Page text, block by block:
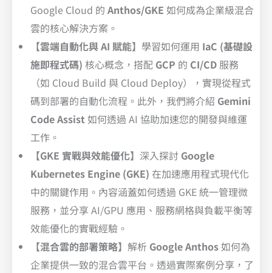
Google Cloud 的 Anthos/GKE 如何成為企業級混合
雲的核心解決方案。
【雲端自動化與 AI 賦能】 學習如何運用 IaC (基礎設
施即程式碼) 核心概念，搭配 GCP 的 CI/CD 服務
（如 Cloud Build 與 Cloud Deploy），實現從程式
碼到部署的自動化流程。此外，我們將介紹 Gemini
Code Assist如何透過 AI 協助加速您的開發與維運
工作。
【GKE 實戰與效能優化】 深入探討 Google
Kubernetes Engine (GKE) 在加速應用程式現代化
中的關鍵作用。內容涵蓋如何透過 GKE 統一管理微
服務，並分享 AI/GPU 應用、服務網格與負載平衡等
效能優化的實戰經驗。
【混合雲的部署策略】 解析 Google Anthos如何為
企業提供一致的混合雲平台。透過實際案例分享，了